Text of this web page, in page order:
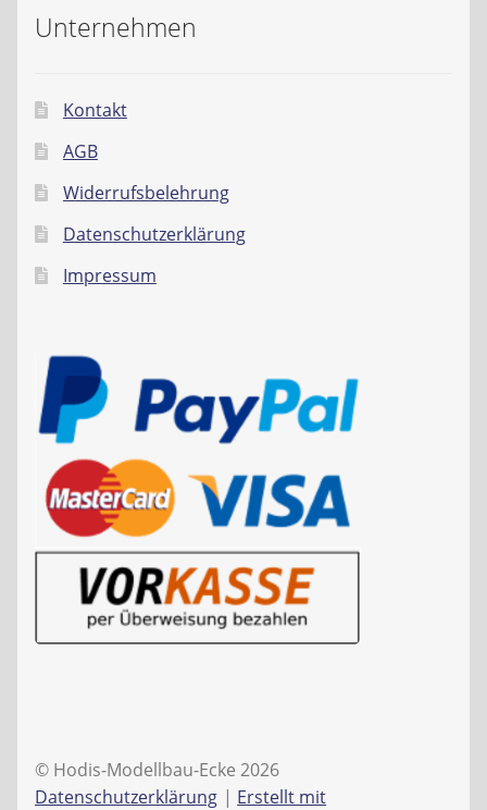
Unternehmen
Kontakt
AGB
Widerrufsbelehrung
Datenschutzerklärung
Impressum
© Hodis-Modellbau-Ecke 2026
Datenschutzerklärung
Erstellt mit